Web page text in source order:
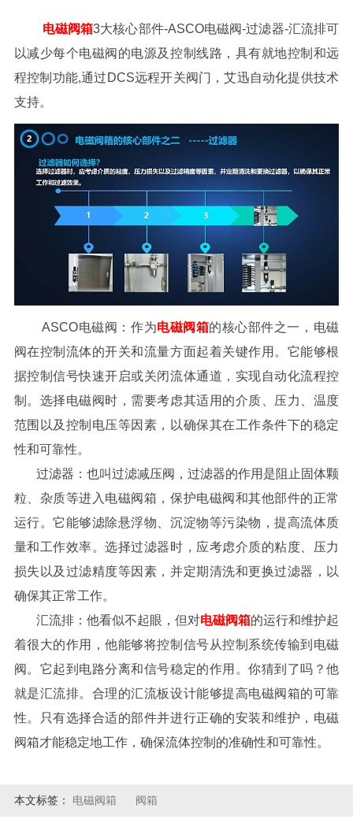
电磁阀箱3大核心部件-ASCO电磁阀-过滤器-汇流排可
以减少每个电磁阀的电源及控制线路，具有就地控制和远
程控制功能,通过DCS远程开关阀门，艾迅自动化提供技术
支持。
ASCO电磁阀：作为电磁阀箱的核心部件之一，电磁
阀在控制流体的开关和流量方面起着关键作用。它能够根
据控制信号快速开启或关闭流体通道，实现自动化流程控
制。选择电磁阀时，需要考虑其适用的介质、压力、温度
范围以及控制电压等因素，以确保其在工作条件下的稳定
性和可靠性。
过滤器：也叫过滤减压阀，过滤器的作用是阻止固体颗
粒、杂质等进入电磁阀箱，保护电磁阀和其他部件的正常
运行。它能够滤除悬浮物、沉淀物等污染物，提高流体质
量和工作效率。选择过滤器时，应考虑介质的粘度、压力
损失以及过滤精度等因素，并定期清洗和更换过滤器，以
确保其正常工作。
汇流排：他看似不起眼，但对电磁阀箱的运行和维护起
着很大的作用，他能够将控制信号从控制系统传输到电磁
阀。它起到电路分离和信号稳定的作用。你猜到了吗？他
就是汇流排。合理的汇流板设计能够提高电磁阀箱的可靠
性。只有选择合适的部件并进行正确的安装和维护，电磁
阀箱才能稳定地工作，确保流体控制的准确性和可靠性。
本文标签： 电磁阀箱 阀箱